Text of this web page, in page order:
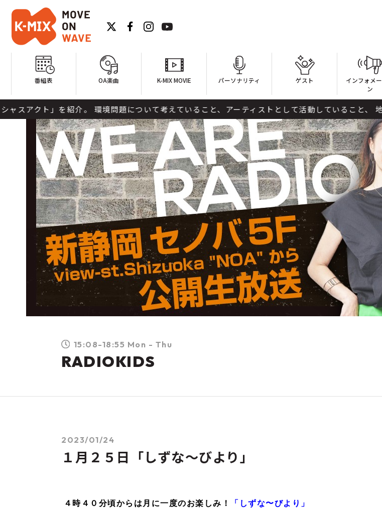
番組表 OA楽曲 K-MIX MOVIE パーソナリティ ゲスト
インフォメ
ン
を紹介。 環境問題について考えていること、アーティストとして活動していること、 地球の未来
15:08-18:55 Mon - Thu
RADIOKIDS
2023/01/24
１月２５日「しずな～びより」
４ 時４０分頃からは月に一度のお楽しみ！
「しずな〜びより」